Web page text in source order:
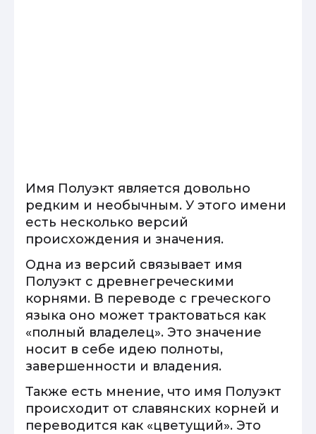
Имя Полуэкт является довольно
редким и необычным. У этого имени
есть несколько версий
происхождения и значения.
Одна из версий связывает имя
Полуэкт с древнегреческими
корнями. В переводе с греческого
языка оно может трактоваться как
«полный владелец». Это значение
носит в себе идею полноты,
завершенности и владения.
Также есть мнение, что имя Полуэкт
происходит от славянских корней и
переводится как «цветущий». Это